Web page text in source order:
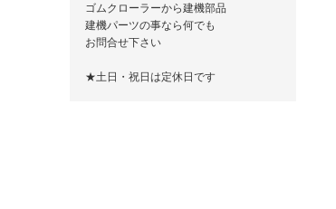
ゴムクローラーから建機部品
建機パーツの事なら何でも
お問合せ下さい
★土日・祝日は定休日です